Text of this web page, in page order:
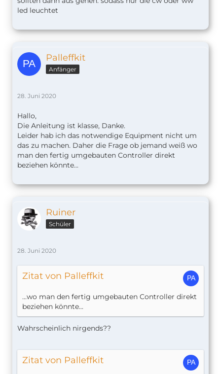
led leuchtet
Palleffkit
Anfänger
28. Juni 2020
Hallo,
Die Anleitung ist klasse, Danke.
Leider hab ich das notwendige Equipment nicht um
das zu machen. Daher die Frage ob jemand weiß wo
man den fertig umgebauten Controller direkt
beziehen könnte...
Ruiner
Schüler
28. Juni 2020
Zitat von Palleffkit
...wo man den fertig umgebauten Controller direkt
beziehen könnte...
Wahrscheinlich nirgends??
Zitat von Palleffkit